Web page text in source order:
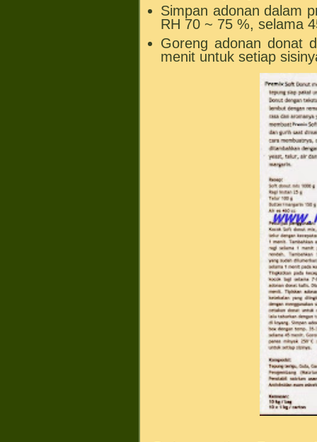
Simpan adonan dalam
RH 70 ~ 75 %, selama
Goreng adonan donat
menit untuk setiap